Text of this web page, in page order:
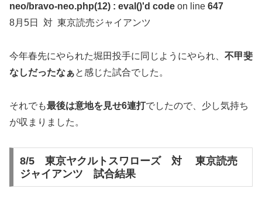
neo/bravo-neo.php(12) : eval()'d code on line 647
8月5日 対 東京読売ジャイアンツ
今年春先にやられた堀田投手に同じようにやられ、 不甲斐
なしだったなぁと感じた試合でした。
それでも最後は意地を見せ6連打でしたので、少し気持ち
が収まりました。
8/5 東京ヤクルトスワローズ 対 東京読売
ジャイアンツ 試合結果